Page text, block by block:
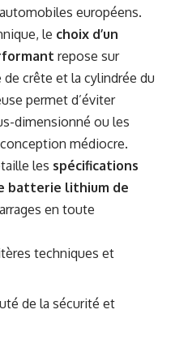
européens.
le choix d’un
repose sur
de crête et la cylindrée du
permet d’éviter
dimensionné ou les
médiocre.
les spécifications
batterie lithium de
en toute
techniques et
de la sécurité et